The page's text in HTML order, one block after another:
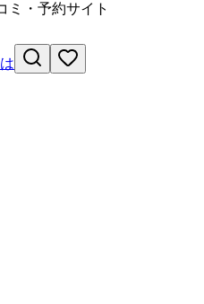
ミ・予約サイト